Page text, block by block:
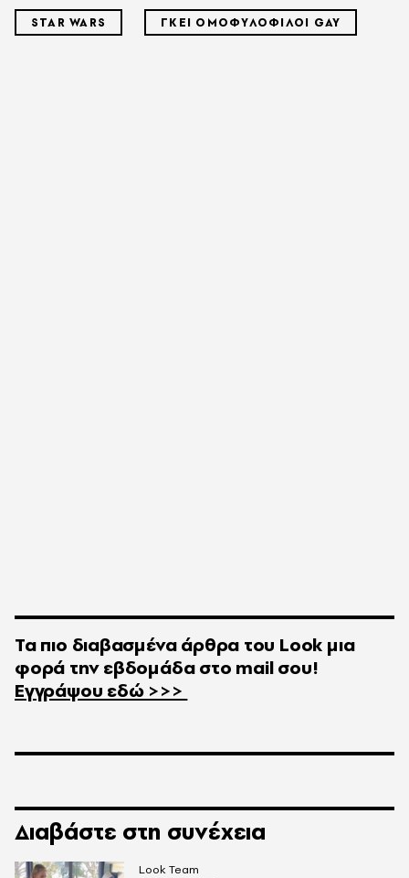
STAR WARS ΓΚΕΙ ΟΜΟΦΥΛΟΦΙΛΟΙ GAY
Τα πιο διαβασμένα άρθρα του Look μια
φορά την εβδομάδα στο mailσου!
Εγγράψου εδώ >>>
Διαβάστε στη συνέχεια
Look Team